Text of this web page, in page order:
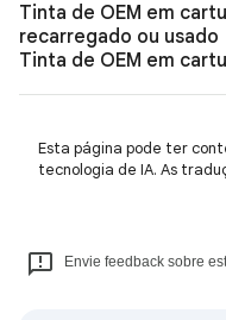
Tinta de OEM em
recarregado ou usado
Tinta de OEM em
Esta página pode ter
tecnologia de IA. As
Envie feedback sobre